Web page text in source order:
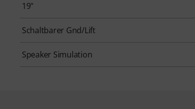
19"
Schaltbarer Gnd/Lift
Speaker Simulation